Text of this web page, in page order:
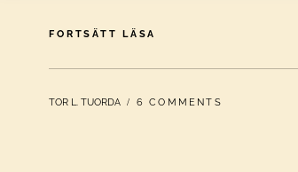
FORTSÄTT LÄSA
GIRJASDOMEN
BY
TOR L. TUORDA 6 COMMENTS